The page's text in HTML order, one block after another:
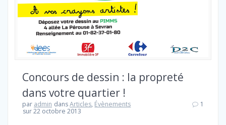
Concours de dessin : la propreté
dans votre quartier !
par admin dansArticles, Évènements
sur 22 octobre 2013
1